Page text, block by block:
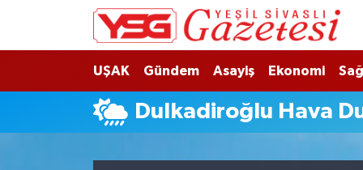
UŞAK Gündem Asayiş Ekonomi
Dulkadiroğlu Hava
Hava Durumu